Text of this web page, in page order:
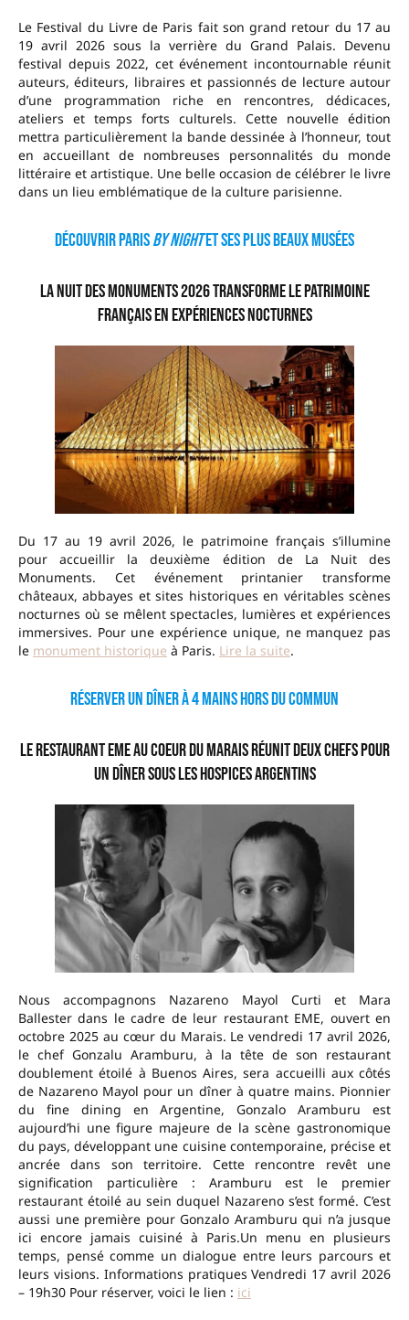
Le Festival du Livre de Paris fait son grand retour du 17 au
19 avril 2026 sous la verrière du Grand Palais. Devenu
festival depuis 2022, cet événement incontournable réunit
auteurs, éditeurs, libraires et passionnés de lecture autour
d’une programmation riche en rencontres, dédicaces,
ateliers et temps forts culturels. Cette nouvelle édition
mettra particulièrement la bande dessinée à l’honneur, tout
en accueillant de nombreuses personnalités du monde
littéraire et artistique. Une belle occasion de célébrer le livre
dans un lieu emblématique de la culture parisienne.
Découvrir Parisby nightet ses plus beaux musées
La Nuit des Monuments 2026 transforme le patrimoine
français en expériences nocturnes
Du 17 au 19 avril 2026, le patrimoine français s’illumine
pour accueillir la deuxième édition de La Nuit des
Monuments. Cet événement printanier transforme
châteaux, abbayes et sites historiques en véritables scènes
nocturnes où se mêlent spectacles, lumières et expériences
immersives. Pour une expérience unique, ne manquez pas
le monument historique à Paris. Lire la suite.
Réserver un dîner à 4 mains hors du commun
Le restaurant EME au coeur du Marais réunit deux chefs pour
un dîner sous les hospices argentins
Nous accompagnons Nazareno Mayol Curti et Mara
Ballester dans le cadre de leur restaurant EME, ouvert en
octobre 2025 au cœur du Marais. Le vendredi 17 avril 2026,
le chef Gonzalu Aramburu, à la tête de son restaurant
doublement étoilé à Buenos Aires, sera accueilli aux côtés
de Nazareno Mayol pour un dîner à quatre mains. Pionnier
du fine dining en Argentine, Gonzalo Aramburu est
aujourd’hi une figure majeure de la scène gastronomique
du pays, développant une cuisine contemporaine, précise et
ancrée dans son territoire. Cette rencontre revêt une
signification particulière : Aramburu est le premier
restaurant étoilé au sein duquel Nazareno s’est formé. C’est
aussi une première pour Gonzalo Aramburu qui n’a jusque
ici encore jamais cuisiné à Paris.Un menu en plusieurs
temps, pensé comme un dialogue entre leurs parcours et
leurs visions. Informations pratiques Vendredi 17 avril 2026
– 19h30 Pour réserver, voici le lien : ici